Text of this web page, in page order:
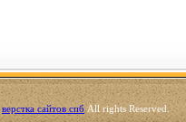
верстка сайтов спбAll rights Reserved.